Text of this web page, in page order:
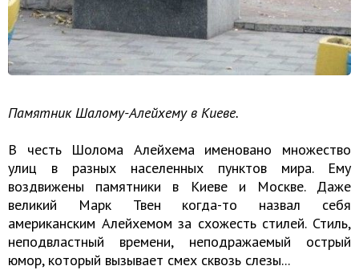
Памятник Шалому-Алейхему в Киеве.
В честь Шолома Алейхема именовано множество
улиц в разных населенных пунктов мира. Ему
воздвижены памятники в Киеве и Москве. Даже
великий Марк Твен когда-то назвал себя
американским Алейхемом за схожесть стилей. Стиль,
неподвластный времени, неподражаемый острый
юмор, который вызывает смех сквозь слезы...